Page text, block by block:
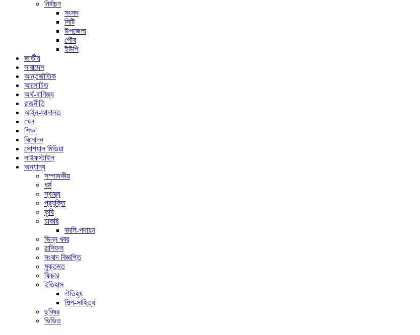
নির্বাচন
সংসদ
সিটি
উপজেলা
পৌর
ইউপি
জাতীয়
সারাদেশ
আন্তর্জাতিক
আলোচিত
অর্থ-বাণিজ্য
রাজনীতি
আইন-আদালত
খেলা
শিক্ষা
বিনোদন
সোশ্যাল মিডিয়া
লাইফস্টাইল
অন্যান্য
সম্পাদকীয়
ধর্ম
স্বাস্থ্য
প্রযুক্তি
কৃষি
চাকরি
বদলি-পদায়ন
ভিন্ন খবর
রাশিফল
সংবাদ বিজ্ঞপ্তি
মুক্তমত
ফিচার
ইতিহাস
ঐতিহ্য
শিল্প-সাহিত্য
ছবিঘর
ভিডিও